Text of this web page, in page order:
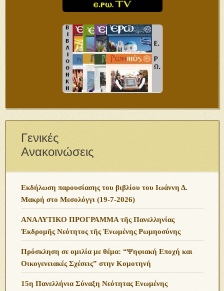
Γενικές
Ανακοινώσεις
Εκδήλωση παρουσίασης του βιβλίου του Ιωάννη Δ.
Μακρή στο Μεσολόγγι (19-7-2026)
ΑΝΑΛΥΤΙΚΟ ΠΡΟΓΡΑΜΜΑ τῆς Πανελληνίας
Ἐκδρομῆς Νεότητος τῆς Ἑνωμένης Ρωμηοσύνης
Πρόσκληση σε ομιλία με θέμα: “Ψηφιακή Εποχή και
Οικογενειακές Σχέσεις” στην Κομοτηνή
15η Πανελλήνια Σύναξη Νεότητας Ενωμένης